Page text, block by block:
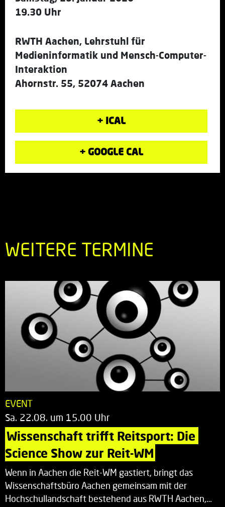
19.30 Uhr
RWTH Aachen, Lehrstuhl für
Medieninformatik und Mensch-Computer-
Interaktion
Ahornstr. 55, 52074 Aachen
+ ICAL
+ GOOGLE CAL
WEITERE TERMINE
EVENT
Sa. 22.08. um 15.00 Uhr
Wissenschaft trifft Reitsport: Die
Science Show zur Reit-WM
Wenn in Aachen die Reit-WM gastiert, bringt das
Wissenschaftsbüro Aachen gemeinsam mit der
Hochschullandschaft bestehend aus RWTH Aachen,…